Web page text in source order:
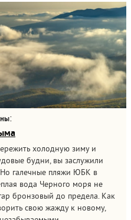
:
холодную зиму и
будни, вы заслужили
Но галечные пляжи ЮБК в
вода Черного моря не
бронзовый до предела. Как
свою жажду к новому,